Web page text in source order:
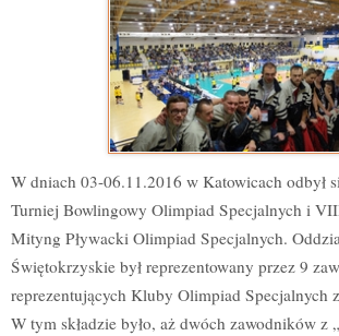
W dniach 03-06.11.2016 w Katowicach odbył
Turniej Bowlingowy Olimpiad Specjalnych i
Mityng Pływacki Olimpiad Specjalnych.
Świętokrzyskie był reprezentowany przez 9
reprezentujących Kluby Olimpiad Specjalnych
W tym składzie było, aż dwóch zawodników z